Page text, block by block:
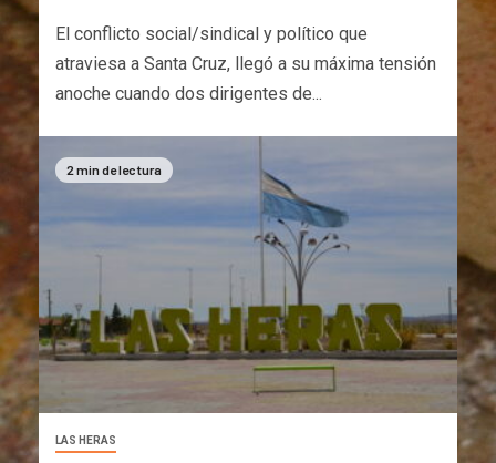
El conflicto social/sindical y político que
atraviesa a Santa Cruz, llegó a su máxima tensión
anoche cuando dos dirigentes de...
2 min de lectura
LAS HERAS